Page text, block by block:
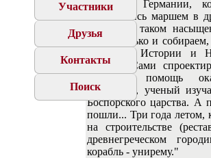
Участники
Друзья
Контакты
Поиск
людей в Германии,
отправились маршем в
что мы в таком
краю, только и
принести Истории и
делами! Сами
большую помощь
Толстиков, ученый
Боспорского царства. А
пошли... Три года летом,
на строительстве
древнегреческом
корабль - унирему."